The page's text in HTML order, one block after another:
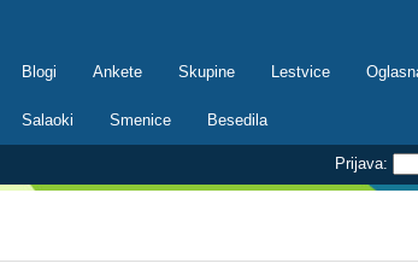
Blogi Ankete Skupine Lestvice
Salaoki Smenice Besedila
Prijava: